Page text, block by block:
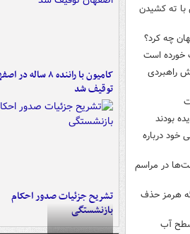
با ته کشیدن
چه کرد؟
خورده است
راهبردی
بودند
خود درباره
در مراسم
هرمز حذف
سطح آب
کامیون با راننده ۸ ساله
توقیف شد
تشریح جزئیات صدور احکام
بازنشستگی